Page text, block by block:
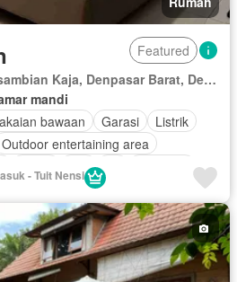
Featured
Ruko barang, Padangsambian Kaja, Denpasar Barat, Denpasar, Bali
mandi
bawaan Garasi
Listrik
Outdoor entertaining area
Wifi
- Tuit Nensi